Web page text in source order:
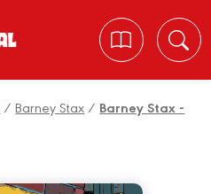
/Barney Stax / Barney Stax -